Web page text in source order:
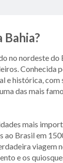
Bahia?
no nordeste
Conhecida
e histórica,
das mais
mais
ao Brasil em
viagem
e os